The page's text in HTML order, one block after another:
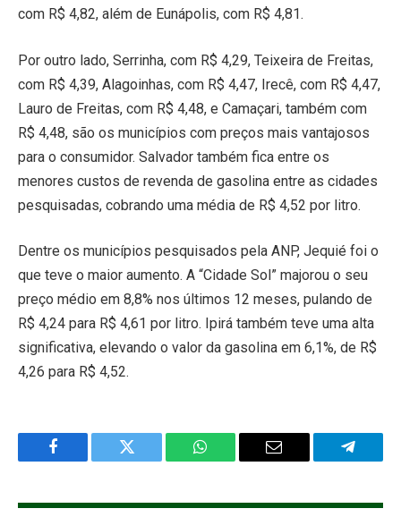
com R$ 4,82, além de Eunápolis, com R$ 4,81.
Por outro lado, Serrinha, com R$ 4,29, Teixeira de Freitas,
com R$ 4,39, Alagoinhas, com R$ 4,47, Irecê, com R$ 4,47,
Lauro de Freitas, com R$ 4,48, e Camaçari, também com
R$ 4,48, são os municípios com preços mais vantajosos
para o consumidor. Salvador também fica entre os
menores custos de revenda de gasolina entre as cidades
pesquisadas, cobrando uma média de R$ 4,52 por litro.
Dentre os municípios pesquisados pela ANP, Jequié foi o
que teve o maior aumento. A “Cidade Sol” majorou o seu
preço médio em 8,8% nos últimos 12 meses, pulando de
R$ 4,24 para R$ 4,61 por litro. Ipirá também teve uma alta
significativa, elevando o valor da gasolina em 6,1%, de R$
4,26 para R$ 4,52.
Facebook Twitter WhatsApp Email